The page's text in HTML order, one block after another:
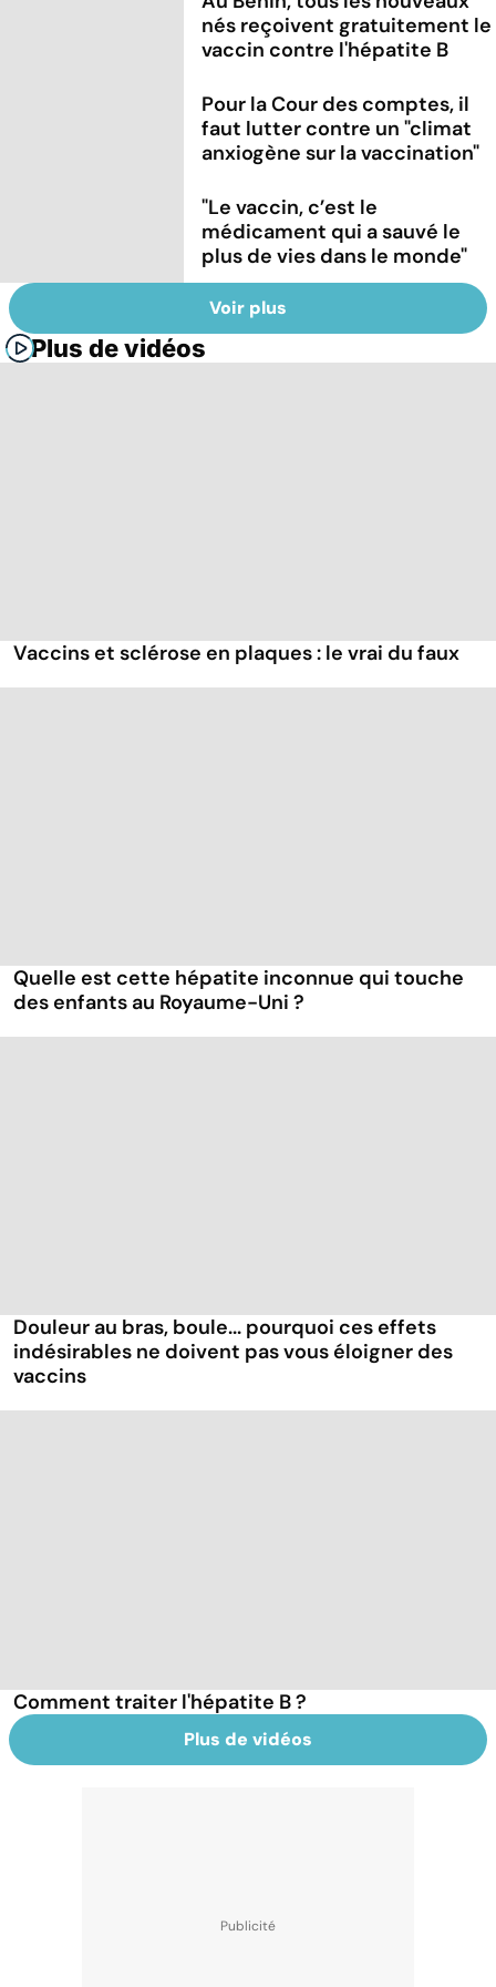
nés reçoivent gratuitement le
vaccin contre l'hépatite B
Pour la Cour des comptes, il
faut lutter contre un "climat
anxiogène sur la vaccination"
"Le vaccin, c’est le
médicament qui a sauvé le
plus de vies dans le monde"
Voir plus
Plus de vidéos
Vaccins et sclérose en plaques : le vrai du faux
Quelle est cette hépatite inconnue qui touche
des enfants au Royaume-Uni ?
Douleur au bras, boule... pourquoi ces effets
indésirables ne doivent pas vous éloigner des
vaccins
Comment traiter l'hépatite B ?
Plus de vidéos